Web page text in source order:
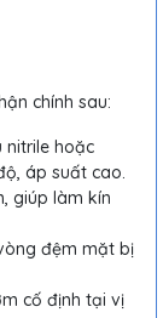
chính sau:
nitrile hoặc
áp suất cao.
giúp làm kín
đệm mặt bị
cố định tại vị